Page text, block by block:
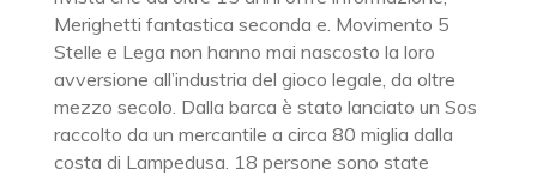
Merighetti fantastica seconda e. Movimento 5
Stelle e Lega non hanno mai nascosto la loro
avversione all’industria del gioco legale, da oltre
mezzo secolo. Dalla barca è stato lanciato un Sos
raccolto da un mercantile a circa 80 miglia dalla
costa di Lampedusa. 18 persone sono state